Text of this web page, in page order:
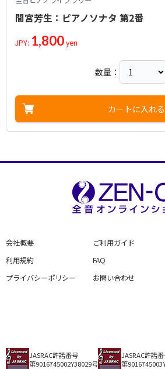
間宮芳生：ピアノソナタ 第2番
JPY: 1,800yen
数量：
カートに入れる
会社概要
利用規約
プライバシーポリシー
ご利用ガイド
FAQ
お問い合わせ
JASRAC許諾番号
第9016745002Y38029号
JASRAC許諾
第